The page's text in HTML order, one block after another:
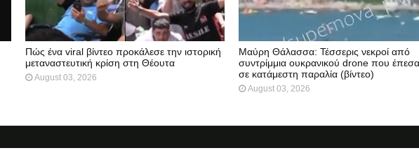
Πώς ένα viral βίντεο προκάλεσε την ιστορική
μεταναστευτική κρίση στη Θέουτα
August 03, 2026
Μαύρη Θάλασσα: Τέσσερις νεκροί από
συντρίμμια ουκρανικού drone που
σε κατάμεστη παραλία (βίντεο)
August 03, 2026